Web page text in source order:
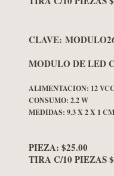
CLAVE:
MODULO DE LED
ALIMENTACION: 12 VCC
CONSUMO: 2.2 W
MEDIDAS: 9.3 X 2 X 1 CM
PIEZA: $25.00
TIRA C/10 PIEZAS